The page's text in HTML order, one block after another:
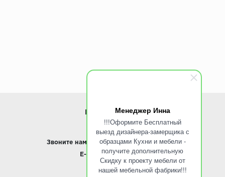
Менеджер Инна
!!!Оформите Бесплатный
выезд дизайнера-замерщика с
образцами Кухни и мебели -
получите дополнительную
Скидку к проекту мебели от
нашей мебельной фабрики!!!
ИНФОРМАЦИЯ
www.ROINST.ru
Звоните нам: 8 495 797-10-50 / Whatsapp
E-mail: info@roinst.ru
О КОМПАНИИ